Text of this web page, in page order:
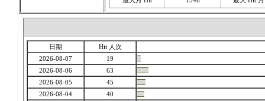
日期
Hit 人次
2026-08-07
19
2026-08-06
63
2026-08-05
45
2026-08-04
40